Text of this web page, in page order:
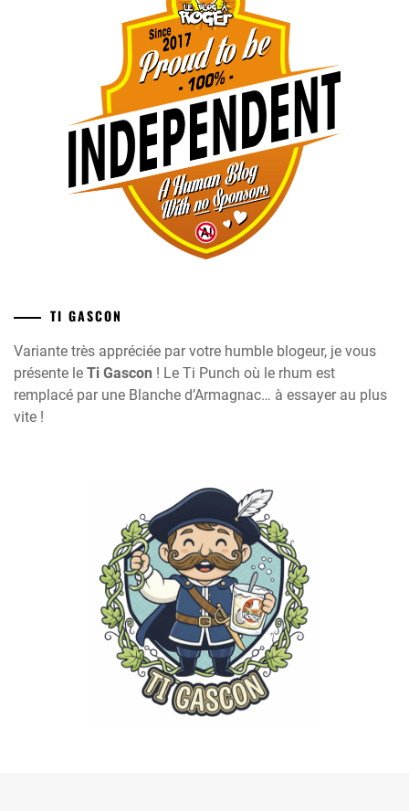
TI GASCON
Variante très appréciée par votre humble blogeur, je vous
présente le Ti Gascon ! Le Ti Punch où le rhum est
remplacé par une Blanche d’Armagnac… à essayer au plus
vite !